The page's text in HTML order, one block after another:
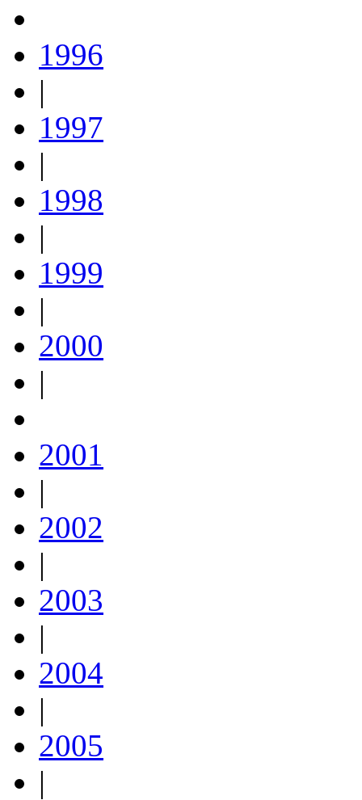
1996
|
1997
|
1998
|
1999
|
2000
|
2001
|
2002
|
2003
|
2004
|
2005
|